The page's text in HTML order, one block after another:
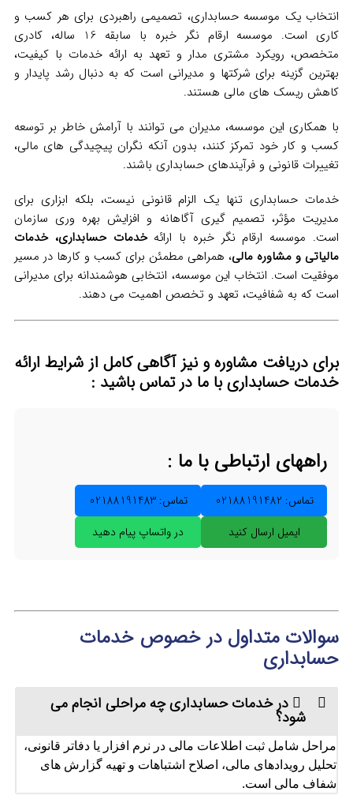
انتخاب یک موسسه حسابداری، تصمیمی راهبردی برای هر کسب‌ و
کاری است. موسسه ارقام نگر خبره با سابقه 16 ساله، کادری
متخصص، رویکرد مشتری‌ مدار و تعهد به ارائه خدمات با کیفیت،
بهترین گزینه برای شرکتها و مدیرانی است که به دنبال رشد پایدار و
کاهش ریسک‌ های مالی هستند.
با همکاری این موسسه، مدیران می‌ توانند با آرامش خاطر بر توسعه
کسب‌ و کار خود تمرکز کنند، بدون آنکه نگران پیچیدگی‌ های مالی،
تغییرات قانونی و فرآیندهای حسابداری باشند.
خدمات حسابداری تنها یک الزام قانونی نیست، بلکه ابزاری برای
مدیریت مؤثر، تصمیم‌ گیری آگاهانه و افزایش بهره‌ وری سازمان
است. موسسه ارقام نگر خبره با ارائهخدمات حسابداری، خدمات
مالیاتی و مشاوره مالی، همراهی مطمئن برای کسب‌ و کارها در مسیر
موفقیت است. انتخاب این موسسه، انتخابی هوشمندانه برای مدیرانی
است که به شفافیت، تعهد و تخصص اهمیت می‌ دهند.
برای دریافت مشاوره و نیز آگاهی کامل از شرایط ارائه
خدمات حسابداریبا ما در تماسباشید :
راههای ارتباطی با ما :
تماس: 02188191482
تماس: 02188191483
ایمیل ارسال کنید
در واتساپ پیام دهید
سوالات متداول در خصوص خدمات
حسابداری
در خدمات حسابداری چه مراحلی انجام می‌
شود؟
مراحل شامل ثبت اطلاعات مالی در نرم‌ افزار یا دفاتر قانونی،
تحلیل رویدادهای مالی، اصلاح اشتباهات و تهیه گزارش‌ های
شفاف مالی است.